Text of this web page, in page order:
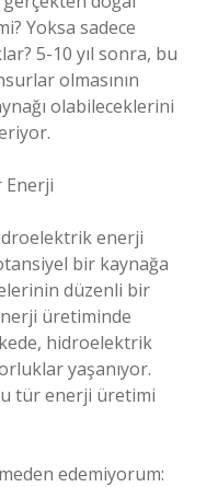
Yoksa sadece
5-10 yıl sonra, bu
olmasının
olabileceklerini
Enerji
enerji
bir kaynağa
düzenli bir
üretiminde
hidroelektrik
yaşanıyor.
tür enerji üretimi
edemiyorum: